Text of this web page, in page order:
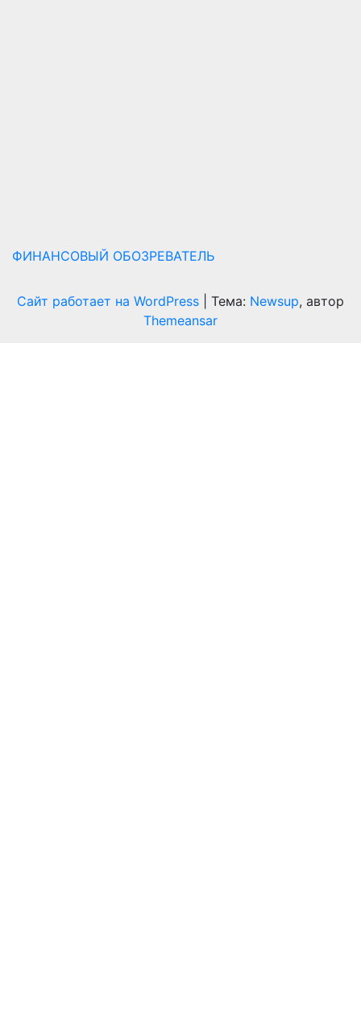
ФИНАНСОВЫЙ ОБОЗРЕВАТЕЛЬ
Сайт работает на WordPress Тема: Newsup, автор
Themeansar